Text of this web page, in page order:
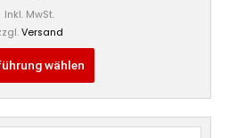
Inkl. MwSt.
Versand
wählen
Dieses